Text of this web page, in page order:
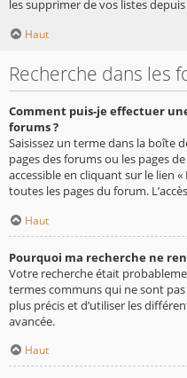
les supprimer de vos listes
Haut
Recherche dans les
Comment puis-je effectuer
forums ?
Saisissez un terme dans la boîte
pages des forums ou les pages
accessible en cliquant sur le lien
toutes les pages du forum.
Haut
Pourquoi ma recherche ne
Votre recherche était
termes communs qui ne sont pas
plus précis et d’utiliser les
avancée.
Haut